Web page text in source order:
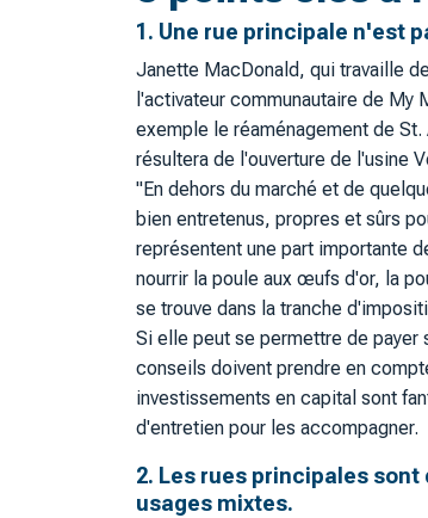
1. Une rue principale n'est
Janette MacDonald, qui travaille
l'activateur communautaire de My
exemple le réaménagement de
résultera de l'ouverture de l'usine
"En dehors du marché et de
bien entretenus, propres et sûrs
représentent une part importante
nourrir la poule aux œufs d'or, la
se trouve dans la tranche
Si elle peut se permettre de
conseils doivent prendre en
investissements en capital sont
d'entretien pour les accompagner.
2. Les rues principales
usages mixtes.